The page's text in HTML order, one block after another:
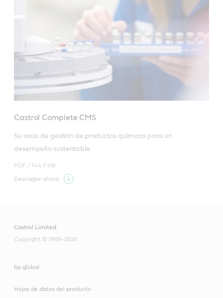
Castrol Complete CMS
Su socio de gestión de productos químicos para un
desempeño sustentable.
PDF /744.7 KB
Descargar ahora
Castrol Limited
Copyright © 1999-2026
bp global
Hojas de datos del producto